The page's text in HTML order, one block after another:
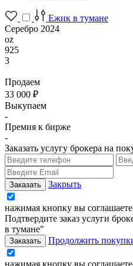
Ежик в тумане
Серебро 2024
oz
925
3
Продаем
33 000 ₽
Выкупаем
-
Премия к бирже
-
Заказать услугу брокера на
Закрыть
нажимая кнопку вы
Подтвердите заказ услуги
в тумане"
Продолжить
нажимая кнопку вы